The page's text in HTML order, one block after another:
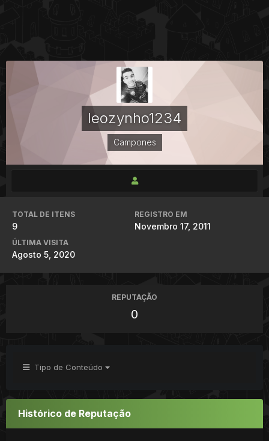
leozynho1234
Campones
TOTAL DE ITENS
9
REGISTRO EM
Novembro 17, 2011
ÚLTIMA VISITA
Agosto 5, 2020
REPUTAÇÃO
0
Tipo de Conteúdo
Histórico de Reputação